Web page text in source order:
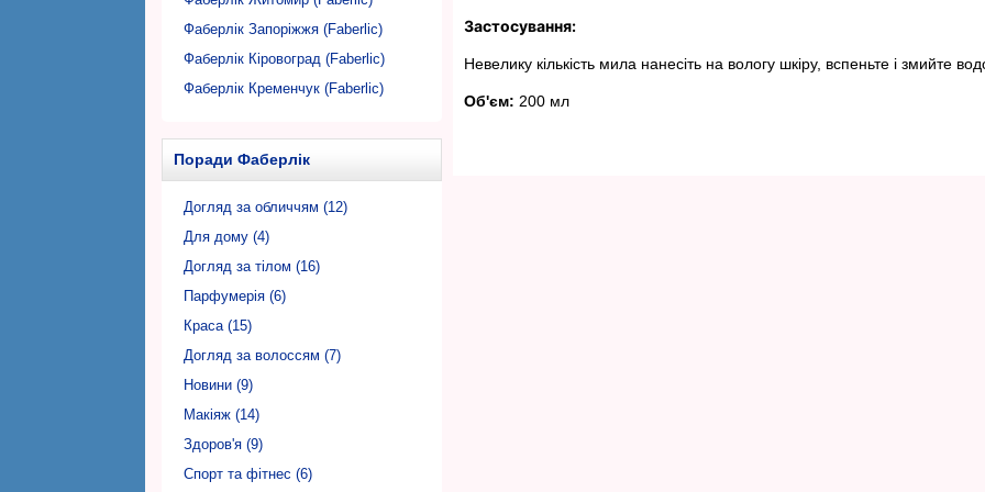
Фаберлік Запоріжжя (Faberlic)
Фаберлік Кіровоград (Faberlic)
Фаберлік Кременчук (Faberlic)
Фаберлік Миколаїв (Faberlic)
Фаберлік Нікополь (Faberlic)
Фаберлік Одеса (Faberlic)
Фаберлік Полтава (Faberlic)
Фаберлік Рівне (Faberlic)
Фаберлік Суми (Faberlic)
Фаберлік Тернопіль (Faberlic)
Фаберлік Ужгород (Faberlic)
Фаберлік Харків (Faberlic)
Фаберлік Херсон (Faberlic)
Поради Фаберлік
Догляд за обличчям (12)
Для дому (4)
Догляд за тілом (16)
Парфумерія (6)
Краса (15)
Догляд за волоссям (7)
Новини (9)
Макіяж (14)
Здоров'я (9)
Спорт та фітнес (6)
Застосування:
Невелику кількість мила нанесіть на вологу шкіру, вспеньте і змийте
Об'єм: 200 мл